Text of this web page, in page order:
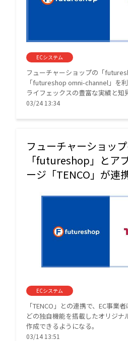
ECシステム
フューチャーショップの「
「futureshop omni-channel」を利
ライフェックスの豊富な実績と知
LTV向上施策を導入できるようにな
03/24 13:34
フューチャーショッ
「futureshop」とア
ージ「TENCO」が連
ECシステム
「TENCO」との連携で、EC事業
どの独自機能を搭載したオリジナ
作成できるようになる。
03/14 13:51